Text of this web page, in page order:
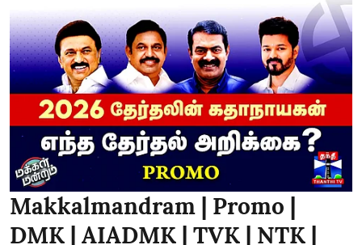
Makkalmandram | Promo |
DMK | AIADMK | TVK | NTK |